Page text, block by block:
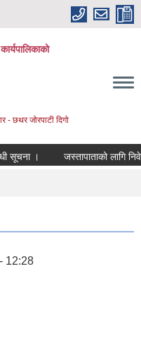
- छथर जोरपाटी दिगो
। जस्तापाताको लागि
12:28